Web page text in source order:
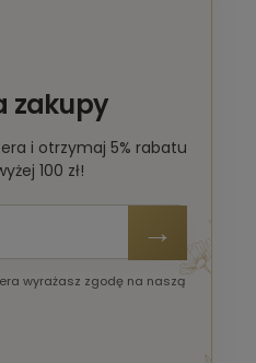
zakupy
i otrzymaj 5% rabatu
100 zł!
wyrażasz zgodę na naszą